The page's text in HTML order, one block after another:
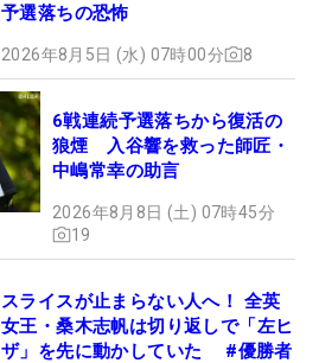
予選落ちの恐怖
2026年8月5日 (水) 07時00分 8
6戦連続予選落ちから復活の
狼煙 入谷響を救った師匠・
中嶋常幸の助言
2026年8月8日 (土) 07時45分
19
スライスが止まらない人へ！ 全英
女王・桑木志帆は切り返しで「左ヒ
ザ」を先に動かしていた #優勝者